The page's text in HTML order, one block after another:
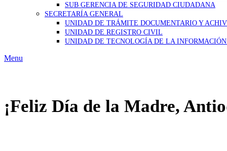
SUB GERENCIA DE SEGURIDAD CIUDADANA
SECRETARÍA GENERAL
UNIDAD DE TRÁMITE DOCUMENTARIO Y
UNIDAD DE REGISTRO CIVIL
UNIDAD DE TECNOLOGÍA DE LA
Menu
¡Feliz Día de la Madre,